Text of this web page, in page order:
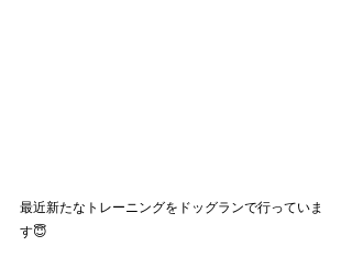
最近新たなトレーニングをドッグランで行っていま
す😇